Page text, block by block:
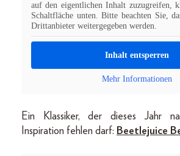
auf den eigentlichen Inhalt zuzugreifen,
Schaltfläche unten. Bitte beachten Sie,
Drittanbieter weitergegeben werden.
Inhalt entsperren
Mehr Informationen
Ein Klassiker, der dieses Jahr
Inspiration fehlen darf: Beetlejuice